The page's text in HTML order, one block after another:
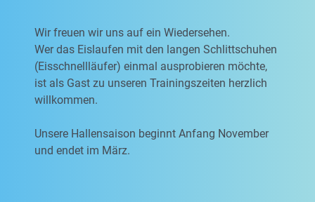
Wir freuen wir uns auf ein Wiedersehen.
Wer das Eislaufen mit den langen Schlittschuhen
(Eisschnellläufer) einmal ausprobieren möchte,
ist als Gast zu unseren Trainingszeiten herzlich
willkommen.
Unsere Hallensaison beginnt Anfang November
und endet im März.